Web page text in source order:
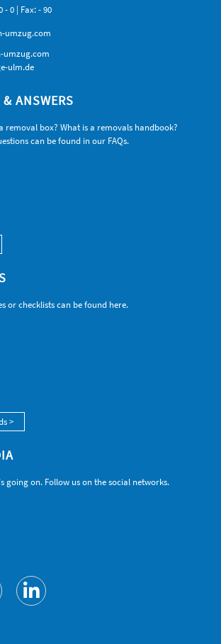
- 0 | Fax: - 90
umzug.com
umzug.com
ulm.de
ANSWERS
removal box? What is a removals handbook?
can be found in our FAQs.
or checklists can be found here.
>
going on. Follow us on the social networks.